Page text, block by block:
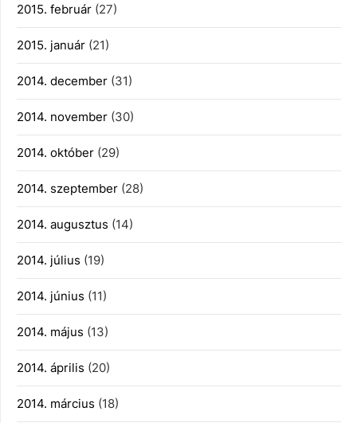
2015. február (27)
2015. január (21)
2014. december (31)
2014. november (30)
2014. október (29)
2014. szeptember (28)
2014. augusztus (14)
2014. július (19)
2014. június (11)
2014. május (13)
2014. április (20)
2014. március (18)